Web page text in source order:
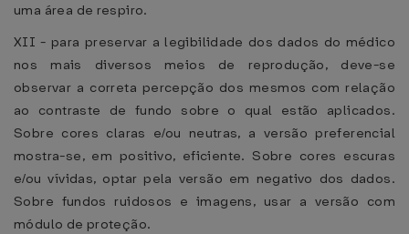
uma área de respiro.
XII - para preservar a legibilidade dos dados do médico
nos mais diversos meios de reprodução, deve-se
observar a correta percepção dos mesmos com relação
ao contraste de fundo sobre o qual estão aplicados.
Sobre cores claras e/ou neutras, a versão preferencial
mostra-se, em positivo, eficiente. Sobre cores escuras
e/ou vívidas, optar pela versão em negativo dos dados.
Sobre fundos ruidosos e imagens, usar a versão com
módulo de proteção.